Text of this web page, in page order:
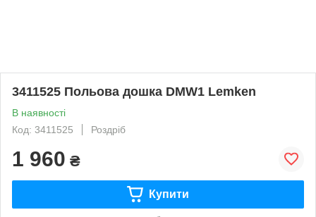
3411525 Польова дошка DMW1 Lemken
В наявності
Код: 3411525
Роздріб
1 960 ₴
Купити